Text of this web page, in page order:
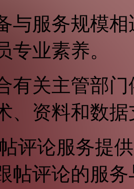
与服务规模
专业素养。
有关主管部
、资料和数
评论服务提
帖评论的服